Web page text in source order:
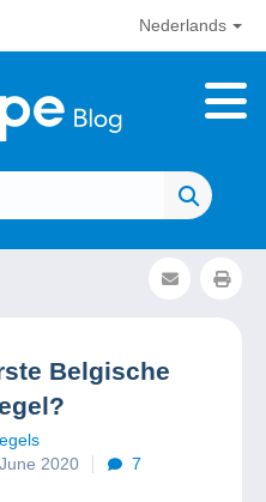
Nederlands
Belgische
2020
7